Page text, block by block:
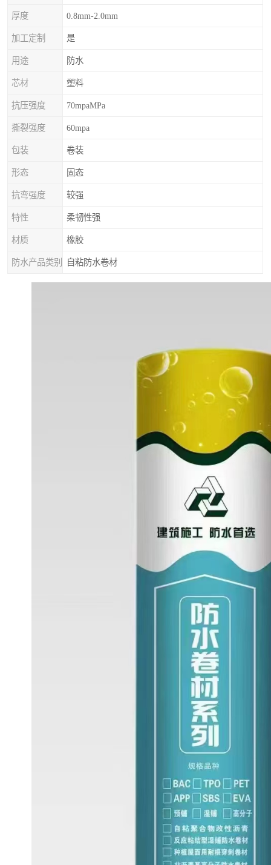
厚度 0.8mm-2.0mm
加工定制 是
用途 防水
芯材 塑料
抗压强度 70mpaMPa
撕裂强度 60mpa
包装 卷装
形态 固态
抗弯强度 较强
特性 柔韧性强
材质 橡胶
防水产品类别 自粘防水卷材